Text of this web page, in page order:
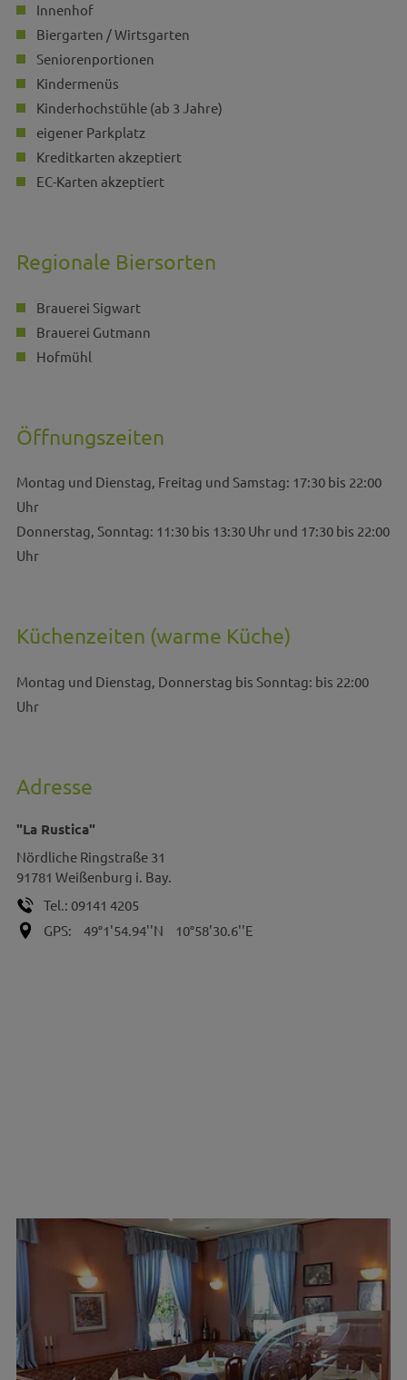
Innenhof
Biergarten / Wirtsgarten
Seniorenportionen
Kindermenüs
Kinderhochstühle (ab 3 Jahre)
eigener Parkplatz
Kreditkarten akzeptiert
EC-Karten akzeptiert
Regionale Biersorten
Brauerei Sigwart
Brauerei Gutmann
Hofmühl
Öffnungszeiten
Montag und Dienstag, Freitag und Samstag: 17:30 bis 22:00
Uhr
Donnerstag, Sonntag: 11:30 bis 13:30 Uhr und 17:30 bis 22:00
Uhr
Küchenzeiten (warme Küche)
Montag und Dienstag, Donnerstag bis Sonntag: bis 22:00
Uhr
Adresse
"La Rustica"
Nördliche Ringstraße 31
91781 Weißenburg i. Bay.
Tel.: 09141 4205
GPS:
49°1'54.94''N 10°58'30.6''E